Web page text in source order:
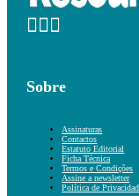
Sobre
Assinaturas
Contactos
Estatuto Editorial
Ficha Técnica
Termos e Condições
Assine a newsletter
Política de